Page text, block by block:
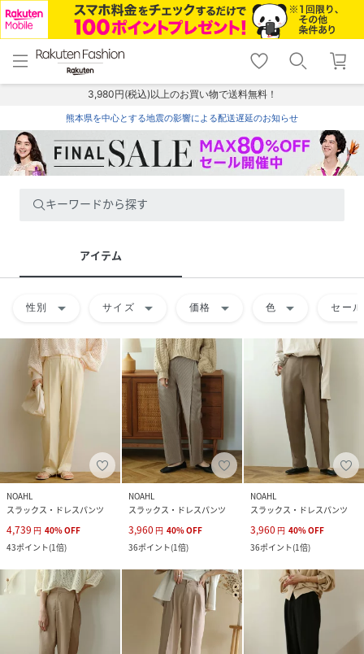
menu home
トップ
shopping_cart lock_outline
ログイン
3,980円(税込)以上のお買い物で送料無料！
熊本県を中心とする地震の影響による配送遅延のお知らせ
キーワードから探す
アイテム
性別 arrow_drop_down サイズ arrow_drop_down 価格 arrow_drop_down 色 arrow_drop_down セール
NOAHL
スラックス・ドレスパンツ
4,739 円 40%OFF
43ポイント(1倍)
NOAHL
スラックス・ドレスパンツ
3,960 円 40%OFF
36ポイント(1倍)
NOAHL
スラックス・ドレスパンツ
3,960 円 40%OFF
36ポイント(1倍)